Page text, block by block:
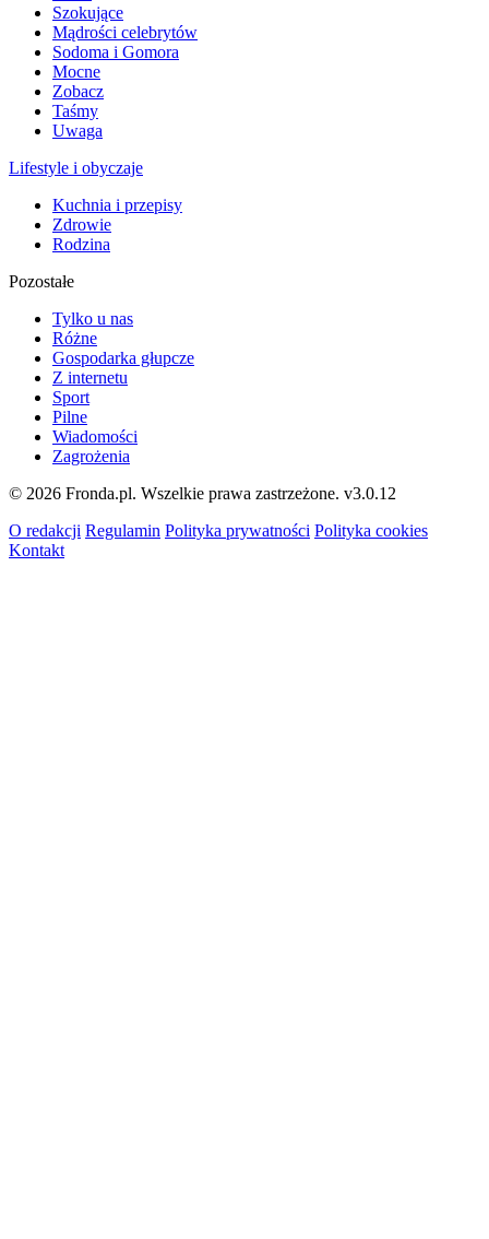
Szokujące
Mądrości celebrytów
Sodoma i Gomora
Mocne
Zobacz
Taśmy
Uwaga
Lifestyle i obyczaje
Kuchnia i przepisy
Zdrowie
Rodzina
Pozostałe
Tylko u nas
Różne
Gospodarka głupcze
Z internetu
Sport
Pilne
Wiadomości
Zagrożenia
© 2026 Fronda.pl. Wszelkie prawa zastrzeżone. v3.0.12
O redakcji Regulamin Polityka prywatności Polityka cookies
Kontakt